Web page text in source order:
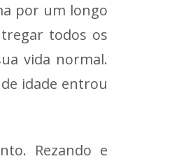
por um longo
todos os
vida normal.
idade entrou
Rezando e